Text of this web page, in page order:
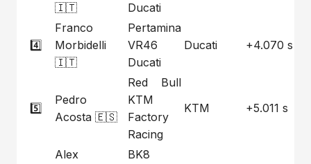
🇮🇹
Ducati
4️⃣
Franco
Morbidelli
🇮🇹
Pertamina
VR46
Ducati
Ducati +4.070 s
5️⃣
Pedro
Acosta 🇪🇸
Red Bull
KTM
Factory
Racing
KTM +5.011 s
Alex
BK8